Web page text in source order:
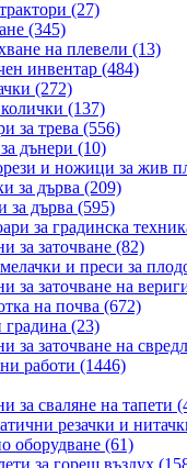
(27)
(345)
на плевели (13)
инвентар (484)
(272)
(137)
за трева (556)
дънери (10)
и ножици за жив
за дърва (209)
за дърва (595)
за градинска
за заточване (82)
и преси за
за заточване на
на почва (672)
(23)
за заточване на
работи (1446)
за сваляне на тапети
резачки и
оборудване (61)
за горещ въздух